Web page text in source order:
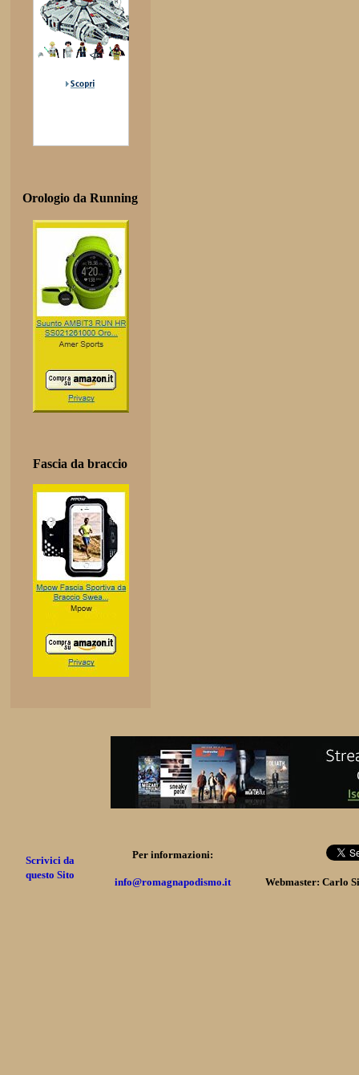
Orologio da Running
Fascia da braccio
Scrivici da
questo Sito
Per informazioni:
info@romagnapodismo.it Webmaster: Carlo